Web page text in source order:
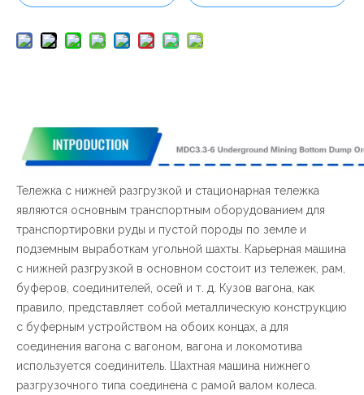
Тележка с нижней разгрузкой и стационарная тележка
являются основным транспортным оборудованием для
транспортировки руды и пустой породы по земле и
подземным выработкам угольной шахты. Карьерная машина
с нижней разгрузкой в ​​основном состоит из тележек, рам,
буферов, соединителей, осей и т. д. Кузов вагона, как
правило, представляет собой металлическую конструкцию
с буферным устройством на обоих концах, а для
соединения вагона с вагоном, вагона и локомотива
используется соединитель. Шахтная машина нижнего
разгрузочного типа соединена с рамой валом колеса.